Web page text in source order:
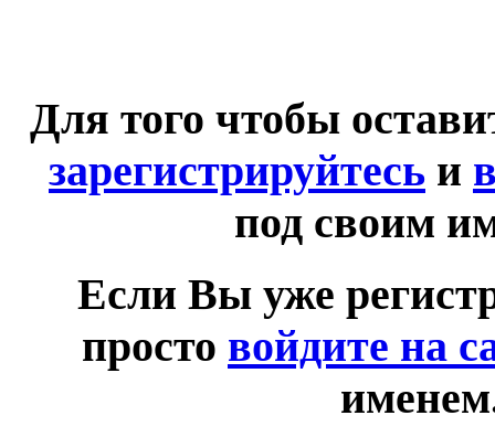
Для того чтобы
зарегистрируйтесь и
под своим
Если Вы уже
просто войдите на